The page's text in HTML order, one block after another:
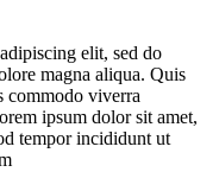
elit, sed do
magna aliqua. Quis
commodo viverra
ipsum dolor sit amet,
tempor incididunt ut